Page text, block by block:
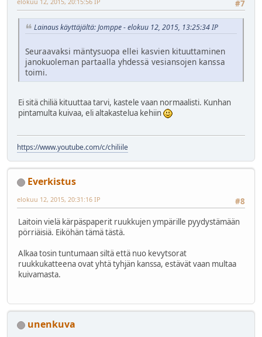
#7
Lainaus käyttäjältä: Jomppe - elokuu 12, 2015, 13:25:34 IP
Seuraavaksi mäntysuopa ellei kasvien kituuttaminen
janokuoleman partaalla yhdessä vesiansojen kanssa
toimi.
Ei sitä chiliä kituuttaa tarvi, kastele vaan normaalisti. Kunhan
pintamulta kuivaa, eli altakastelua kehiin
https://www.youtube.com/c/chiliile
Everkistus
#8
elokuu 12, 2015, 20:31:16 IP
Laitoin vielä kärpäspaperit ruukkujen ympärille pyydystämään
pörriäisiä. Eiköhän tämä tästä.
Alkaa tosin tuntumaan siltä että nuo kevytsorat
ruukkukatteena ovat yhtä tyhjän kanssa, estävät vaan multaa
kuivamasta.
unenkuva